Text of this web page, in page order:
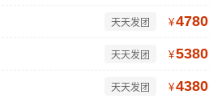
天天发团 ¥4780
天天发团 ¥5380
天天发团 ¥4380